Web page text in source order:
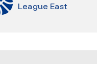
League East